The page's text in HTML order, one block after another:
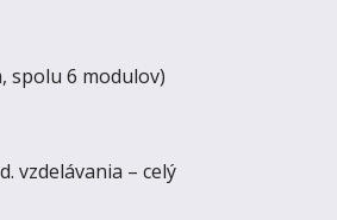
spolu 6 modulov)
vzdelávania – celý